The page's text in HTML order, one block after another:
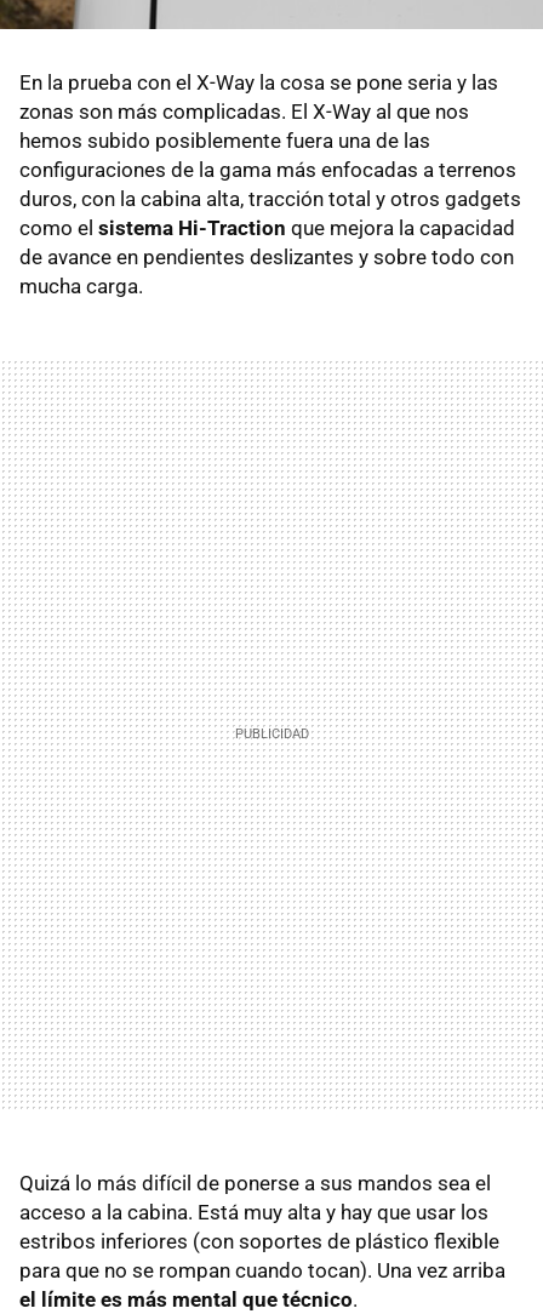
En la prueba con el X-Way la cosa se pone seria y las
zonas son más complicadas. El X-Way al que nos
hemos subido posiblemente fuera una de las
configuraciones de la gama más enfocadas a terrenos
duros, con la cabina alta, tracción total y otros gadgets
como el sistema Hi-Traction que mejora la capacidad
de avance en pendientes deslizantes y sobre todo con
mucha carga.
Quizá lo más difícil de ponerse a sus mandos sea el
acceso a la cabina. Está muy alta y hay que usar los
estribos inferiores (con soportes de plástico flexible
para que no se rompan cuando tocan). Una vez arriba
el límite es más mental que técnico.